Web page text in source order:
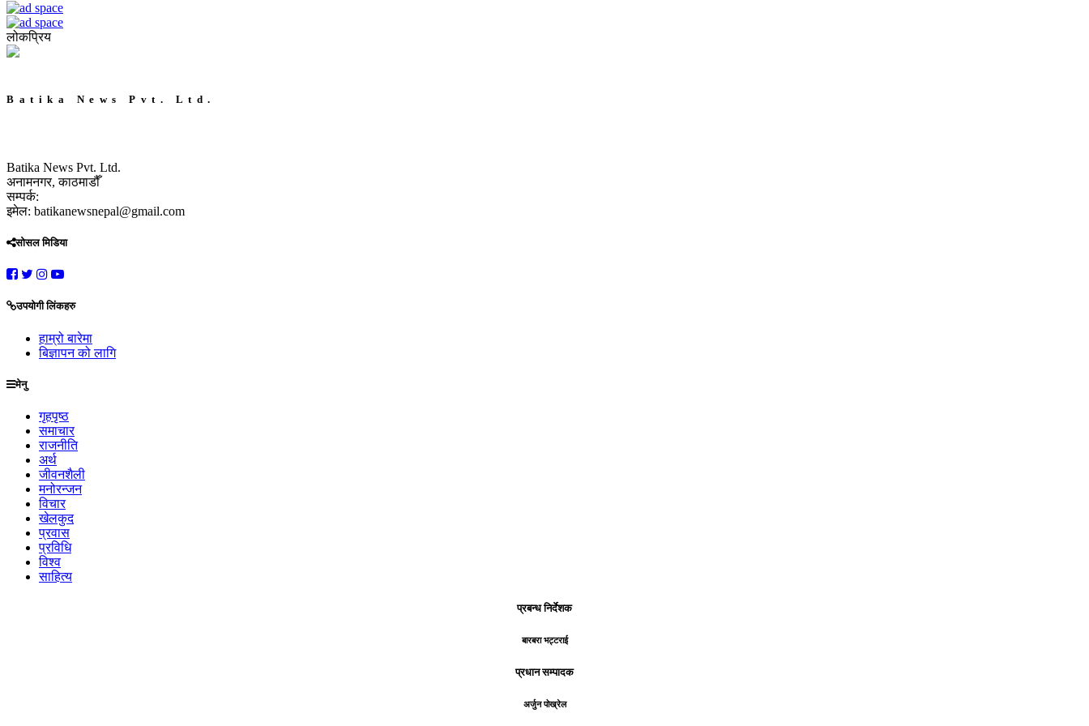
लोकप्रिय
Batika News Pvt. Ltd.
Batika News Pvt. Ltd.
अनामनगर, काठमाडौँ
सम्पर्क:
इमेल: batikanewsnepal@gmail.com
सोसल मिडिया
उपयोगी लिंकहरु
हाम्रो बारेमा
बिज्ञापन को लागि
मेनु
गृहपृष्ठ
समाचार
राजनीति
अर्थ
जीवनशैली
मनोरन्जन
विचार
खेलकुद
प्रवास
प्रविधि
विश्व
साहित्य
प्रबन्ध निर्देशक
बारबरा भट्टराई
प्रधान सम्पादक
अर्जुन पोख्रेल